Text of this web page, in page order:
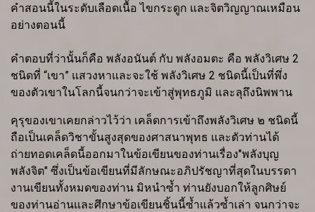
คำสอนนี้ในระดับเลือดเนื้อ ไขกระดูก และจิตวิญญาณเหมือน
อย่างตอนนี้
คำตอบที่ว่านั้นก็คือ พลังอนันต์ กับ พลังอมตะ คือ พลังวิเศษ 2
ชนิดที่ “เขา” แสวงหาและจะใช้ พลังวิเศษ 2 ชนิดนี้เป็นที่พึ่ง
ของตัวเขาในโลกนี้จนกว่าจะเข้าสู่พุทธภูมิ และลุถึงนิพพาน
คุรุของเขาเคยกล่าวไว้ว่า เคล็ดการเข้าถึงพลังวิเศษ ๒ ชนิดนี้
ถือเป็นเคล็ดวิชาขั้นสูงสุดของศาสนาพุทธ และตัวท่านได้
ถ่ายทอดเคล็ดนี้ออกมาในข้อเขียนของท่านเรื่อง"พลังบุญ
พลังจิต" ซึ่งเป็นข้อเขียนที่มีลักษณะอภิปรัชญาที่สุดในบรรดา
งานเขียนทั้งหมดของท่าน มิหนำซ้ำ ท่านยังบอกให้ลูกศิษย์
ของท่านอ่านและศึกษาข้อเขียนชิ้นนี้ซ้ำแล้วซ้ำเล่า จนกว่าจะ